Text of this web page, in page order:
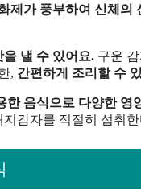
제가 풍부하여 신체의
낼 수 있어요. 구운
, 간편하게 조리할 수
한 음식으로 다양한
감자를 적절히 섭취